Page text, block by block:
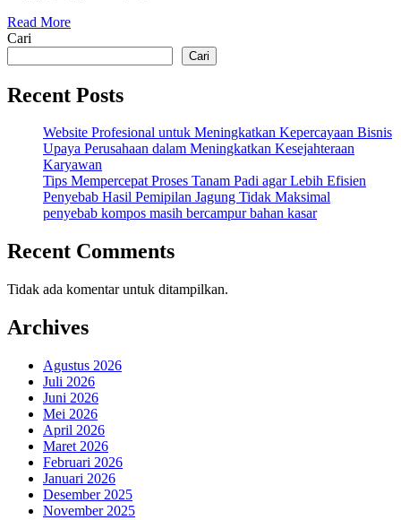
Cara
Modern!
Read More
Cari
Cari
Recent Posts
Website Profesional untuk Meningkatkan Kepercayaan Bisnis
Upaya Perusahaan dalam Meningkatkan Kesejahteraan
Karyawan
Tips Mempercepat Proses Tanam Padi agar Lebih Efisien
Penyebab Hasil Pemipilan Jagung Tidak Maksimal
penyebab kompos masih bercampur bahan kasar
Recent Comments
Tidak ada komentar untuk ditampilkan.
Archives
Agustus 2026
Juli 2026
Juni 2026
Mei 2026
April 2026
Maret 2026
Februari 2026
Januari 2026
Desember 2025
November 2025